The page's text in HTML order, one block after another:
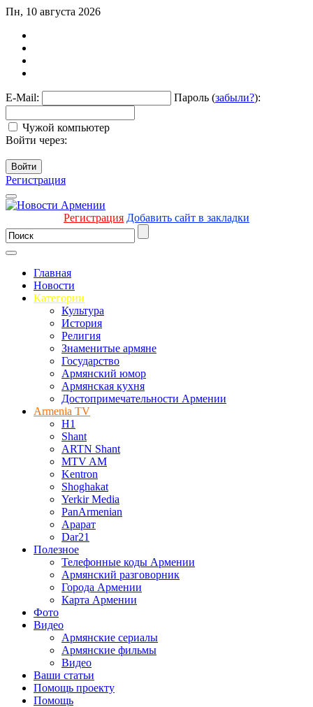
Пн, 10 августа 2026
E-Mail: Пароль (забыли?):
Чужой компьютер
Войти через:
Войти
Регистрация
Регистрация Добавить сайт в закладки
Главная
Новости
Категории
Культура
История
Религия
Знаменитые армяне
Государство
Армянский юмор
Армянская кухня
Достопримечательности Армении
Armenia TV
H1
Shant
ARTN Shant
MTV AM
Kentron
Shoghakat
Yerkir Media
PanArmenian
Арарат
Dar21
Полезное
Телефонные коды Армении
Армянский разговорник
Города Армении
Карта Армении
Фото
Видео
Армянские сериалы
Армянские фильмы
Видео
Ваши статьи
Помощь проекту
Помощь